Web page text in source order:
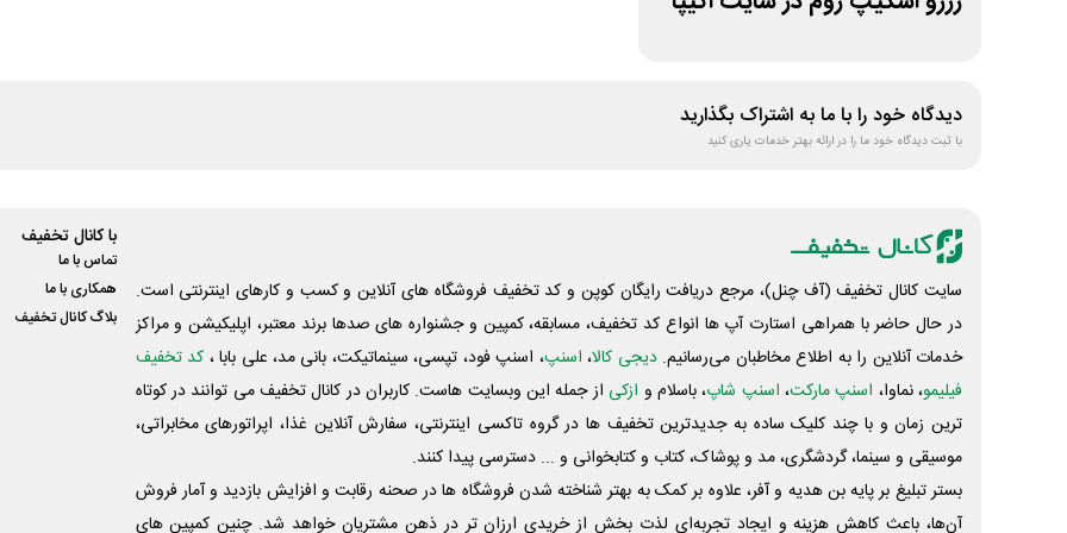
دیدگاه خود را با ما به اشتراک بگذارید
با ثبت دیدگاه خود ما را در ارائه بهتر خدمات یاری کنید
سایت کانال تخفیف (آف چنل)، مرجع دریافت رایگان کوپن و کد تخفیف فروشگاه های آنلاین و کسب و‌ کارهای اینترنتی است.
در حال حاضر با همراهی استارت آپ ها انواع کد تخفیف، مسابقه، کمپین و جشنواره های صدها برند معتبر، اپلیکیشن و مراکز
خدمات آنلاین را به اطلاع مخاطبان می‌رسانیم. دیجی کالا، اسنپ، اسنپ فود، تپسی، سینماتیکت، بانی مد، علی‌ بابا ، کد تخفیف
فیلیمو، نماوا، اسنپ مارکت، اسنپ شاپ، باسلام و ازکی از جمله این وبسایت ‌هاست. کاربران در کانال تخفیف می توانند در کوتاه
ترین زمان و با چند کلیک ساده به جدیدترین تخفیف ها در گروه تاکسی اینترنتی، سفارش آنلاین غذا، اپراتورهای مخابراتی،
موسیقی و سینما، گردشگری، مد و پوشاک، کتاب و کتابخوانی و ... دسترسی پیدا کنند.
بستر تبلیغ بر پایه بن هدیه و آفر، علاوه بر کمک به بهتر شناخته شدن فروشگاه ها در صحنه رقابت و افزایش بازدید و آمار فروش
آن‌ها، باعث کاهش هزینه و ایجاد تجربه‌ای لذت بخش از خریدی ارزان تر در ذهن مشتریان خواهد شد. چنین کمپین های
با کانال تخفیف
تماس با ما
همکاری با ما
بلاگ کانال تخفیف